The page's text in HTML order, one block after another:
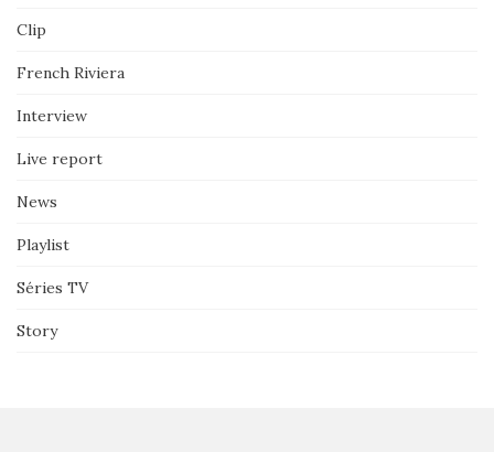
Clip
French Riviera
Interview
Live report
News
Playlist
Séries TV
Story